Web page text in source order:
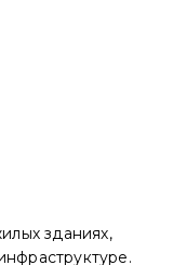
зданиях,